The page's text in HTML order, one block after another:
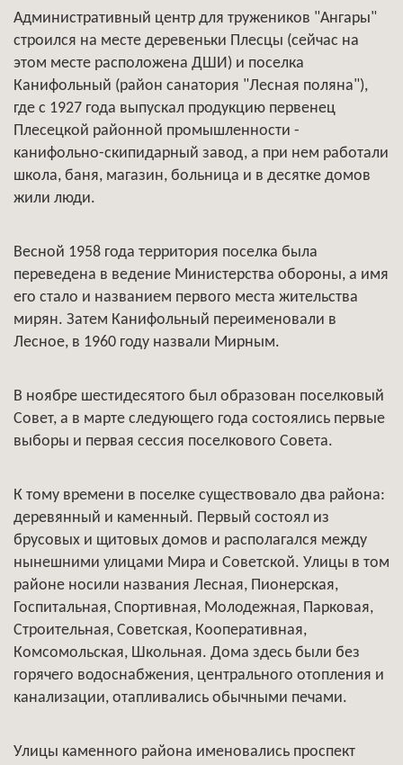
Административный центр для тружеников "Ангары"
строился на месте деревеньки Плесцы (сейчас на
этом месте расположена ДШИ) и поселка
Канифольный (район санатория "Лесная поляна"),
где с 1927 года выпускал продукцию первенец
Плесецкой районной промышленности -
канифольно-скипидарный завод, а при нем работали
школа, баня, магазин, больница и в десятке домов
жили люди.
Весной 1958 года территория поселка была
переведена в ведение Министерства обороны, а имя
его стало и названием первого места жительства
мирян. Затем Канифольный переименовали в
Лесное, в 1960 году назвали Мирным.
В ноябре шестидесятого был образован поселковый
Совет, а в марте следующего года состоялись первые
выборы и первая сессия поселкового Совета.
К тому времени в поселке существовало два района:
деревянный и каменный. Первый состоял из
брусовых и щитовых домов и располагался между
нынешними улицами Мира и Советской. Улицы в том
районе носили названия Лесная, Пионерская,
Госпитальная, Спортивная, Молодежная, Парковая,
Строительная, Советская, Кооперативная,
Комсомольская, Школьная. Дома здесь были без
горячего водоснабжения, центрального отопления и
канализации, отапливались обычными печами.
Улицы каменного района именовались проспект